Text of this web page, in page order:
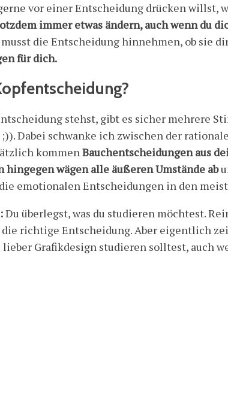
vor einer Entscheidung drücken willst,
immer etwas ändern, auch wenn du
die Entscheidung hinnehmen, ob sie
für dich.
stehst, gibt es sicher mehrere
Dabei schwanke ich zwischen der
kommenBauchentscheidungen aus
hingegen wägen alle äußeren Umstände ab
emotionalen Entscheidungen in den
Du überlegst, was du studieren möchtest.
richtige Entscheidung. Aber eigentlich
lieber Grafikdesign studieren solltest, auch